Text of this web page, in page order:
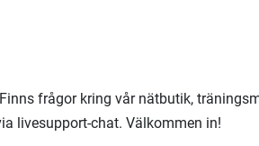
frågor kring vår nätbutik,
livesupport-chat. Välkommen in!